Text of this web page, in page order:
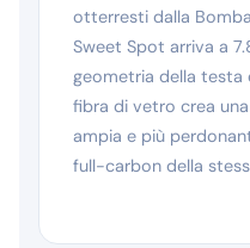
otterresti dalla
Sweet Spot arriva a
geometria della testa
fibra di vetro crea
ampia e più
full-carbon della